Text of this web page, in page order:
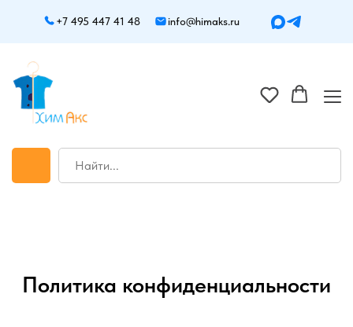
info@himaks.ru
+7 495 447 41 48
Политика конфиденциальности